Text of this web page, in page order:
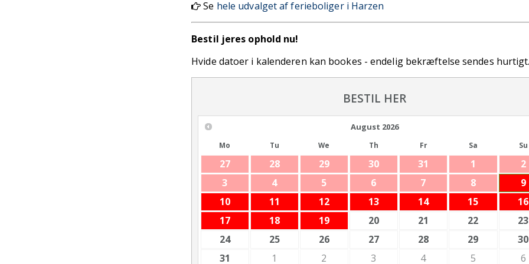
Se hele udvalget af ferieboliger i Harzen
Bestil jeres ophold nu!
Hvide datoer i kalenderen kan bookes - endelig bekræftelse sendes
BESTIL HER
August 2026
Mo Tu We Th Fr Sa Su
27 28 29 30 31 1
2
3
4 5 6 7 8
9
10
11 12 13 14 15
16
17
18 19 20 21 22
23
24
25 26 27 28 29
30
31
1 2 3 4 5 6